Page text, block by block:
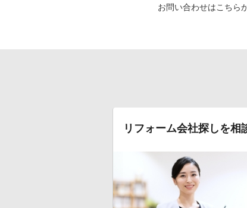
お問い合わせはこちら
リフォーム会社探しを相